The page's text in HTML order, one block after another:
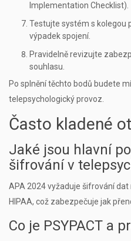
Implementation Checklist).
Testujte systém s kolegou
výpadek spojení.
Pravidelně revizujte
souhlasu.
Po splnění těchto bodů budete
telepsychologický provoz.
Často kladené
Jaké jsou hlavní
šifrování v
APA 2024 vyžaduje šifrování dat
HIPAA, což zabezpečuje jak
Co je PSYPACT a